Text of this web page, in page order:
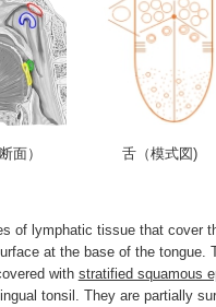
面） 舌（模式図)
of lymphatic tissue that cover
at the base of the tongue.
with stratified squamous
tonsil. They are partially